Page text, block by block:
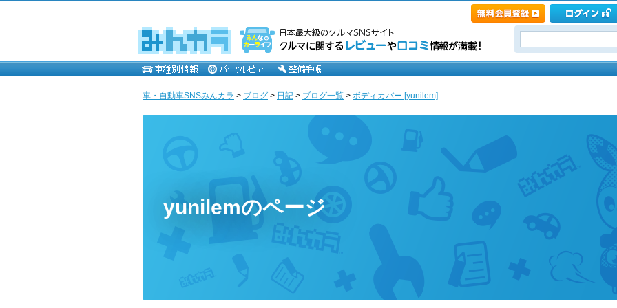
車・自動車SNSみんカラ > ブログ > 日記 > ブログ一覧 > ボディカバー [yunilem]
yunilemのページ